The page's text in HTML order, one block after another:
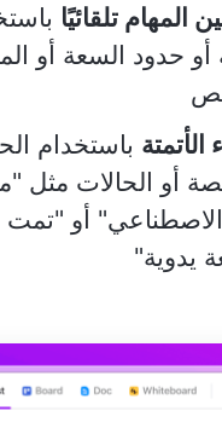
المهام تلقائيًا
أو حدود السعة أو
الأتمتة باستخدام
أو الحالات مثل
الاصطناعي" أو "تمت
يدوية"